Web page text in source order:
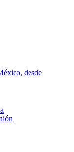
desde